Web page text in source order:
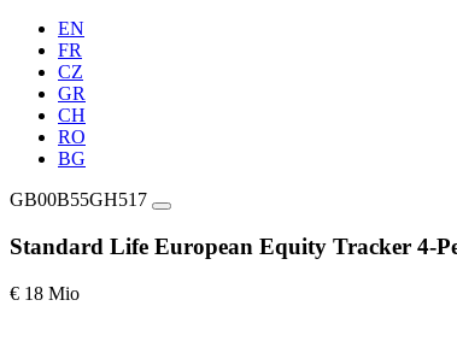
EN
FR
CZ
GR
CH
RO
BG
GB00B55GH517
Standard Life European Equity Tracker 4-
€ 18 Mio